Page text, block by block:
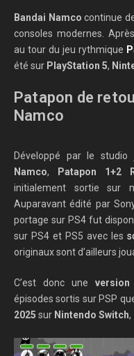
Bandai Namco continue
consoles modernes. Après
au tour du jeu rythmique
été sur PlayStation 5,
Patapon de
Namco
Développé par le
Namco, Patapon 1+2
initialement sortie sur
Auparavant édité par
portage sur PS4 fut
sur PS4 et PS5 avec les
originaux sont d’ailleurs
C’est donc une version
épisodes sortis sur PSP
2025 sur Nintendo Switch,